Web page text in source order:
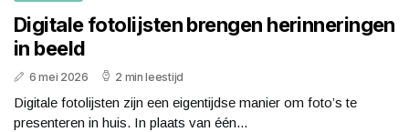
Digitale fotolijsten brengen herinneringen
in beeld
6 mei 2026 2 min leestijd
Digitale fotolijsten zijn een eigentijdse manier om foto’s te
presenteren in huis. In plaats van één...